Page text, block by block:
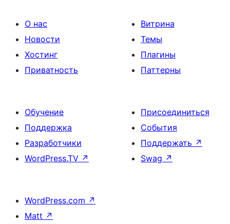
О нас
Новости
Хостинг
Приватность
Витрина
Темы
Плагины
Паттерны
Обучение
Поддержка
Разработчики
WordPress.TV ↗
Присоединиться
События
Поддержать ↗
Swag ↗
WordPress.com ↗
Matt ↗